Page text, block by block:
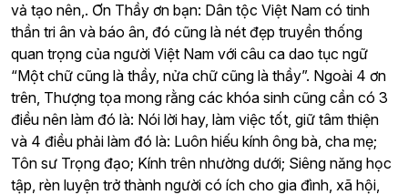
vả tạo nên,. Ơn Thầy ơn bạn: Dân tộc Việt Nam có tinh
thần tri ân và báo ân, đó cũng là nét đẹp truyền thống
quan trọng của người Việt Nam với câu ca dao tục ngữ
“Một chữ cũng là thầy, nửa chữ cũng là thầy”. Ngoài 4 ơn
trên, Thượng tọa mong rằng các khóa sinh cũng cần có 3
điều nên làm đó là: Nói lời hay, làm việc tốt, giữ tâm thiện
và 4 điều phải làm đó là: Luôn hiếu kính ông bà, cha mẹ;
Tôn sư Trọng đạo; Kính trên nhường dưới; Siêng năng học
tập, rèn luyện trở thành người có ích cho gia đình, xã hội,